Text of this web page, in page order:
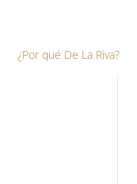
¿Por qué De La Riva?